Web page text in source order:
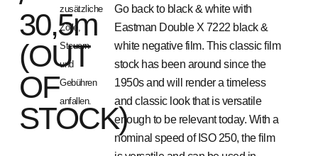
30,5m
(OUT
OF
STOCK)
zusätzliche
Zölle,
Steuern
und
Gebühren
anfallen.
Go back to black & white with
Eastman Double X 7222 black &
white negative film. This classic film
stock has been around since the
1950s and will render a timeless
and classic look that is versatile
enough to be relevant today. With a
nominal speed of ISO 250, the film